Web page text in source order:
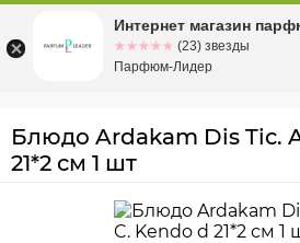
Омскул. Заозерная,
Блюдо Ardakam Dis Tic.
21*2 см 1 шт
Интернет магазин
☆☆☆☆☆
★★★★★ (23) звезды
Парфюм-Лидер